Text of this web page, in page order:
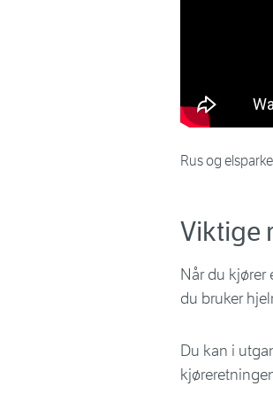
Rus og
Viktige
Når du kjører
du bruker
Du kan i